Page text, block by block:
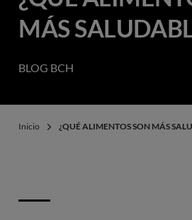
MÁS
BLOG BCH
Inicio ¿QUÉ ALIMENTOS SON MÁS